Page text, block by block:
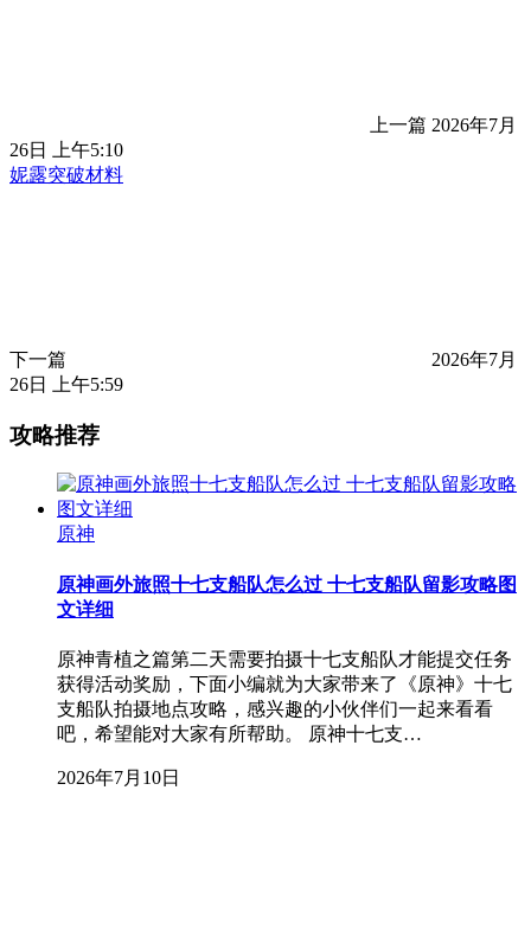
上一篇 2026年7月
26日 上午5:10
妮露突破材料
下一篇
2026年7月
26日 上午5:59
攻略推荐
原神
原神画外旅照十七支船队怎么过 十七支船队留影攻略图
文详细
原神青植之篇第二天需要拍摄十七支船队才能提交任务
获得活动奖励，下面小编就为大家带来了《原神》十七
支船队拍摄地点攻略，感兴趣的小伙伴们一起来看看
吧，希望能对大家有所帮助。 原神十七支…
2026年7月10日